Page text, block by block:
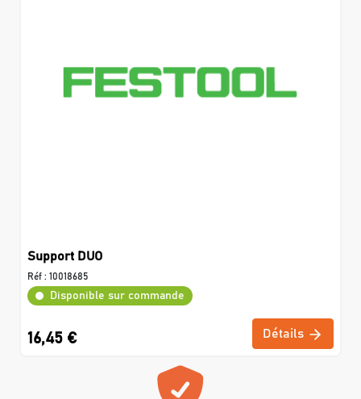
Support DUO
Réf : 10018685
Disponible sur commande
16,45 € Détails